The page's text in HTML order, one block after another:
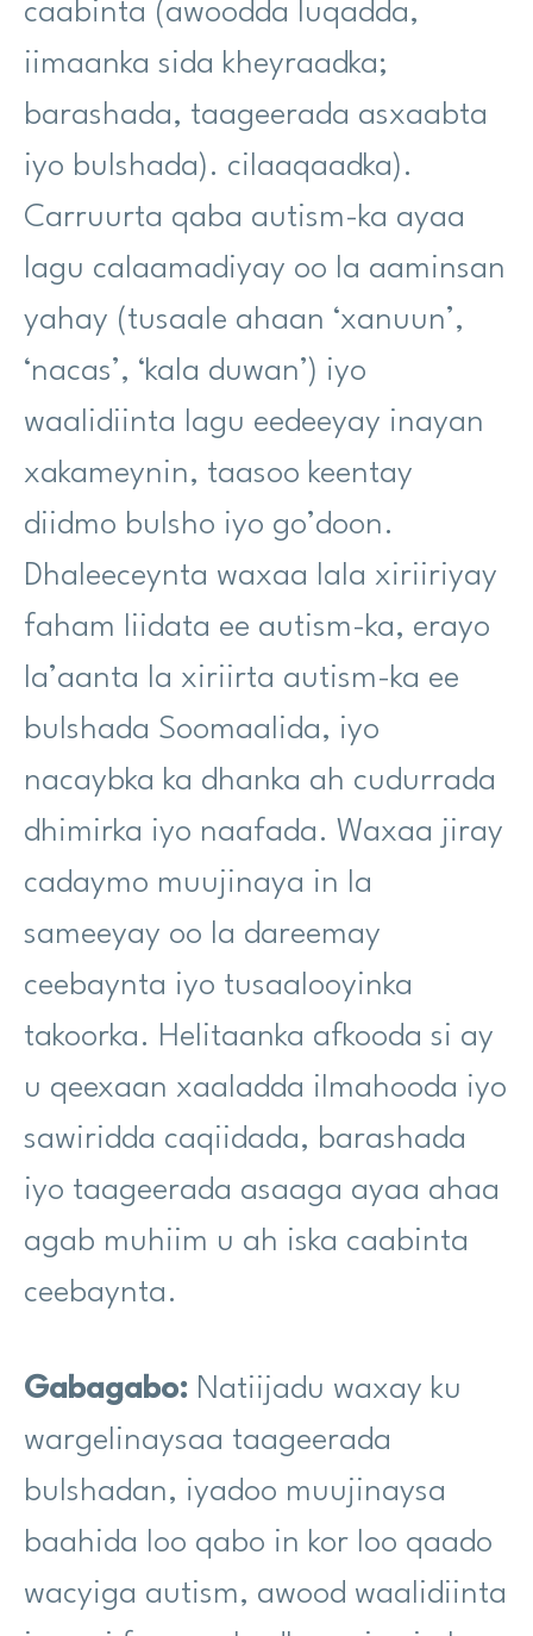
caabinta (awoodda luqadda,
iimaanka sida kheyraadka;
barashada, taageerada asxaabta
iyo bulshada). cilaaqaadka).
Carruurta qaba autism-ka ayaa
lagu calaamadiyay oo la aaminsan
yahay (tusaale ahaan ‘xanuun’,
‘nacas’, ‘kala duwan’) iyo
waalidiinta lagu eedeeyay inayan
xakameynin, taasoo keentay
diidmo bulsho iyo go’doon.
Dhaleeceynta waxaa lala xiriiriyay
faham liidata ee autism-ka, erayo
la’aanta la xiriirta autism-ka ee
bulshada Soomaalida, iyo
nacaybka ka dhanka ah cudurrada
dhimirka iyo naafada. Waxaa jiray
cadaymo muujinaya in la
sameeyay oo la dareemay
ceebaynta iyo tusaalooyinka
takoorka. Helitaanka afkooda si ay
u qeexaan xaaladda ilmahooda iyo
sawiridda caqiidada, barashada
iyo taageerada asaaga ayaa ahaa
agab muhiim u ah iska caabinta
ceebaynta.
Gabagabo: Natiijadu waxay ku
wargelinaysaa taageerada
bulshadan, iyadoo muujinaysa
baahida loo qabo in kor loo qaado
wacyiga autism, awood waalidiinta